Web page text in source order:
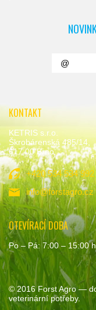
KONTAKT
KETRIS s.r.o.
Škrobárenská 485/14,
617 00 Brno
+420 534 534 992
info@forstagro.cz
OTEVÍRACÍ DOBA
Po – Pá: 7:00 – 15:00
© 2016Forst Agro—
veterinární potřeby.